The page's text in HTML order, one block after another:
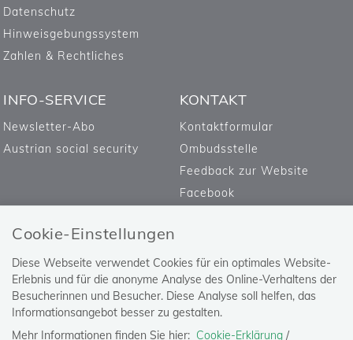
Cookie-Einstellungen
Diese Webseite verwendet Cookies für ein optimales Website-
Erlebnis und für die anonyme Analyse des Online-Verhaltens der
Besucherinnen und Besucher. Diese Analyse soll helfen, das
Informationsangebot besser zu gestalten.
Mehr Informationen finden Sie hier: Cookie-Erklärung /
Datenschutz
Hinweisgebungssystem
Zahlen & Rechtliches
INFO-SERVICE
Newsletter-Abo
Austrian social security
KONTAKT
Kontaktformular
Ombudsstelle
Feedback zur Website
Facebook